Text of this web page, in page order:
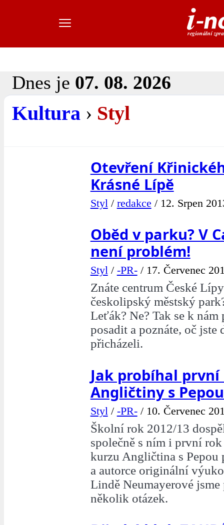
Dnes je 07. 08. 2026
Kultura › Styl
Otevření
Krásné Lípě
Styl/ redakce / 12. Srpen
Oběd v parku? V
není problém!
Styl/ -PR-/ 17. Červenec
Znáte centrum České
českolipský městský
Leťák? Ne? Tak se k
posadit a poznáte, oč jste
přicházeli.
Jak probíhal
Angličtiny s
Styl/ -PR-/ 10. Červenec
Školní rok 2012/13
společně s ním i první
kurzu Angličtina s Pepou
a autorce originální
Lindě Neumayerové
několik otázek.